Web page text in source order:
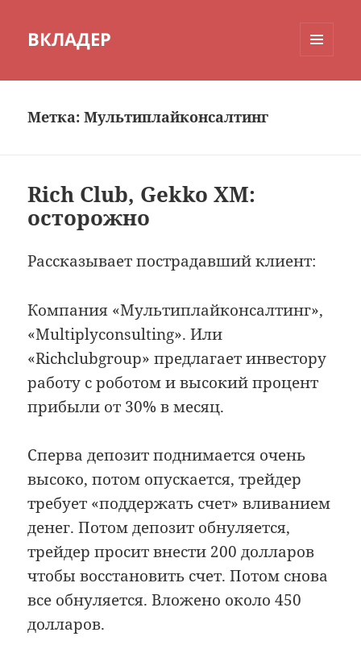
ВКЛАДЕР
Метка:Мультиплайконсалтинг
Rich Club, Gekko XM:
осторожно
Рассказывает пострадавший клиент:
Компания «Мультиплайконсалтинг»,
«Multiplyconsulting». Или
«Richclubgroup» предлагает инвестору
работу с роботом и высокий процент
прибыли от 30% в месяц.
Сперва депозит поднимается очень
высоко, потом опускается, трейдер
требует «поддержать счет» вливанием
денег. Потом депозит обнуляется,
трейдер просит внести 200 долларов
чтобы восстановить счет. Потом снова
все обнуляется. Вложено около 450
долларов.